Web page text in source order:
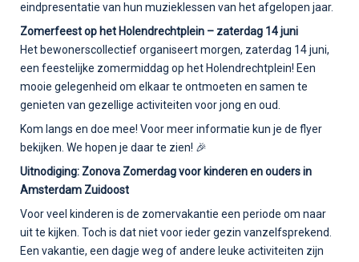
eindpresentatie van hun muzieklessen van het afgelopen jaar.
Zomerfeest op het Holendrechtplein – zaterdag 14 juni
Het bewonerscollectief organiseert morgen, zaterdag 14 juni,
een feestelijke zomermiddag op het Holendrechtplein! Een
mooie gelegenheid om elkaar te ontmoeten en samen te
genieten van gezellige activiteiten voor jong en oud.
Kom langs en doe mee! Voor meer informatie kun je de flyer
bekijken. We hopen je daar te zien! 🎉
Uitnodiging: Zonova Zomerdag voor kinderen en ouders in
Amsterdam Zuidoost
Voor veel kinderen is de zomervakantie een periode om naar
uit te kijken. Toch is dat niet voor ieder gezin vanzelfsprekend.
Een vakantie, een dagje weg of andere leuke activiteiten zijn